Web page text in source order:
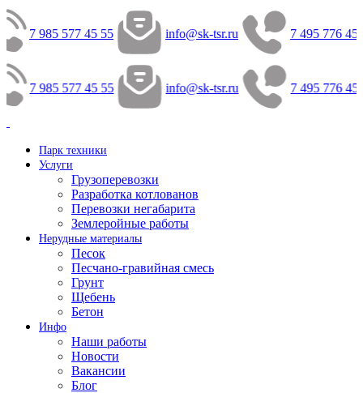
7 985 577 45 55 info@sk-tsr.ru 7 495 776 45
7 985 577 45 55 info@sk-tsr.ru 7 495 776 45
Парк техники
Услуги
Грузоперевозки
Разработка котлованов
Перевозки негабарита
Землеройные работы
Нерудные материалы
Песок
Песчано-гравийная смесь
Грунт
Щебень
Бетон
Инфо
Наши работы
Новости
Вакансии
Блог